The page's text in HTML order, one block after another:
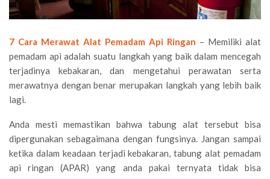
7 Cara Merawat Alat Pemadam Api Ringan – Memiliki alat
pemadam api adalah suatu langkah yang baik dalam mencegah
terjadinya kebakaran, dan mengetahui perawatan serta
merawatnya dengan benar merupakan langkah yang lebih baik
lagi.
Anda mesti memastikan bahwa tabung alat tersebut bisa
dipergunakan sebagaimana dengan fungsinya. Jangan sampai
ketika dalam keadaan terjadi kebakaran, tabung alat pemadam
api ringan (APAR) yang anda pakai ternyata tidak bisa